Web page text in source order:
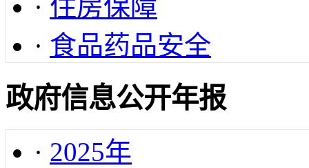
· 住房保障
· 食品药品安全
政府信息公开年报
· 2025年